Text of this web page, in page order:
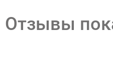
Отзывы